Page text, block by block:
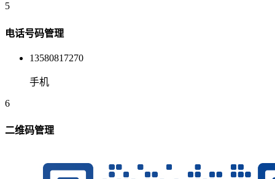
5
电话号码管理
13580817270
手机
6
二维码管理